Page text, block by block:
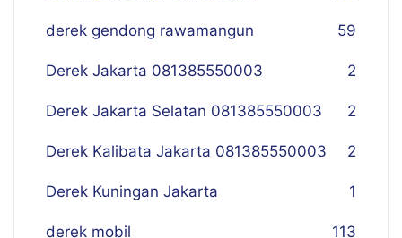
derek gendong rawamangun 59
Derek Jakarta 081385550003 2
Derek Jakarta Selatan 081385550003 2
Derek Kalibata Jakarta 081385550003 2
Derek Kuningan Jakarta 1
derek mobil 113